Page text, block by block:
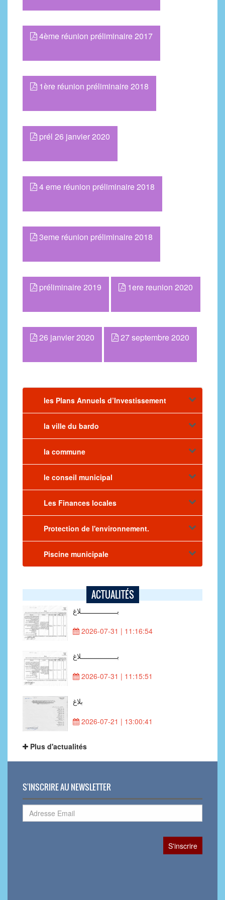
4ème réunion préliminaire 2017
1ère réunion préliminaire 2018
prél 26 janvier 2020
4 eme réunion préliminaire 2018
3eme réunion préliminaire 2018
préliminaire 2019 1ere reunion 2020
26 janvier 2020 27 septembre 2020
les Plans Annuels d’Investissement
la ville du bardo
la commune
le conseil municipal
Les Finances locales
Protection de l'environnement.
Piscine municipale
ACTUALITÉS
بــــــــــــــــــلاغ
2026-07-31 | 11:16:54
بــــــــــــــــــلاغ
2026-07-31 | 11:15:51
بلاغ
2026-07-21 | 13:00:41
Plus d'actualités
S'INSCRIRE AU NEWSLETTER